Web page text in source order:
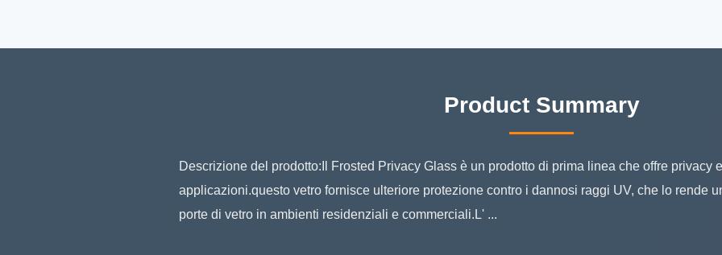
Product Summary
Descrizione del prodotto:Il Frosted Privacy Glass è un prodotto di prima linea che offre privacy
applicazioni.questo vetro fornisce ulteriore protezione contro i dannosi raggi UV, che lo rende
porte di vetro in ambienti residenziali e commerciali.L' ...